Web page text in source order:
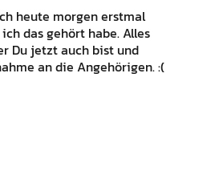
heute morgen erstmal
das gehört habe. Alles
Du jetzt auch bist und
an die Angehörigen. :(